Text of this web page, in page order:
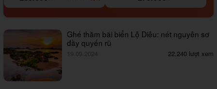
Ghé thăm bãi biển Lộ Diêu: nét nguyên sơ
đầy quyến rũ
19.09.2024 22,240 lượt xem